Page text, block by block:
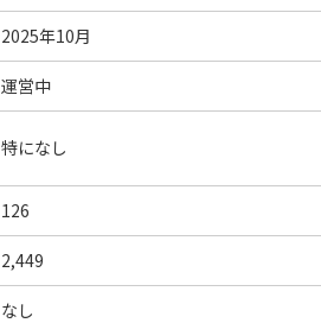
2025年10月
運営中
特になし
126
2,449
なし